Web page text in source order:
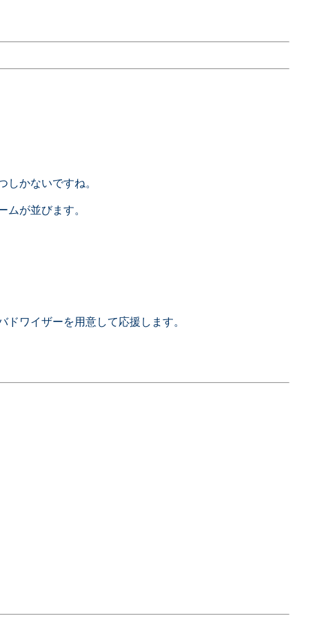
かないですね。
が並びます。
ワイザーを用意して応援します。